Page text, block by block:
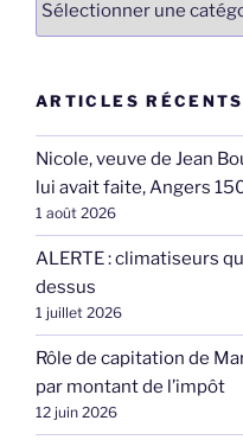
ARTICLES RÉCENTS
Nicole, veuve de Jean
lui avait faite, Angers
1 août 2026
ALERTE : climatiseurs
dessus
1 juillet 2026
Rôle de capitation de
par montant de l’impôt
12 juin 2026